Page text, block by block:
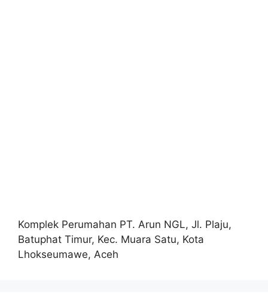
Komplek Perumahan PT. Arun NGL, Jl. Plaju,
Batuphat Timur, Kec. Muara Satu, Kota
Lhokseumawe, Aceh